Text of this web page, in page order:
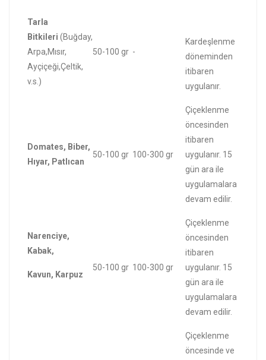
Tarla
Bitkileri (Buğday,
Arpa,Mısır,
Ayçiçeği,Çeltik,
v.s.)
50-100 gr -
Kardeşlenme
döneminden
itibaren
uygulanır.
Domates, Biber,
Hıyar, Patlıcan
50-100 gr 100-300 gr
Çiçeklenme
öncesinden
itibaren
uygulanır. 15
gün ara ile
uygulamalara
devam edilir.
Narenciye,
Kabak,
Kavun, Karpuz
50-100 gr 100-300 gr
Çiçeklenme
öncesinden
itibaren
uygulanır. 15
gün ara ile
uygulamalara
devam edilir.
Çiçeklenme
öncesinde ve